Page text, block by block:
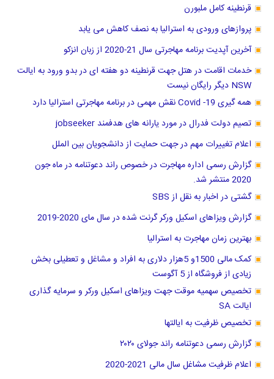
قرنطینه کامل ملبورن
پروازهای ورودی به استرالیا به نصف کاهش می یابد
آخرین آپدیت برنامه مهاجرتی سال 21-2020 از زبان انزکو
خدمات اقامت در هتل جهت قرنطینه دو هفته ای در بدو ورود به ایالت
NSW دیگر رایگان نیست
همه گیری Covid -19 نقش مهمی در برنامه مهاجرتی استرالیا دارد
تصیم دولت فدرال در مورد یارانه های هدفمند jobseeker
اعلام تغییرات مهم در جهت حمایت از دانشجویان بین الملل
گزارش رسمی اداره مهاجرت در خصوص راند دعوتنامه در ماه جون
2020 منتشر شد.
گشتی در اخبار به نقل از SBS
گزارش ویزاهای اسکیل ورکر گرنت شده در سال مای 2020-2019
بهترین زمان مهاجرت به استرالیا
کمک مالی 1500و 5هزار دلاری به افراد و مشاغل و تعطیلی بخش
زیادی از فروشگاه از 5 آگوست
تخصیص سهمیه موقت جهت ویزاهای اسکیل ورکر و سرمایه گذاری
ایالت SA
تخصیص ظرفیت به ایالتها
گزارش رسمی دعوتنامه راند جولای ۲۰۲۰
اعلام ظرفیت مشاغل سال مالی 2021-2020